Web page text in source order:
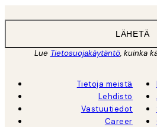
LÄHETÄ
Lue Tietosuojakäytäntö, kuinka
Tietoja meistä
Lehdistö
Vastuutiedot
Career